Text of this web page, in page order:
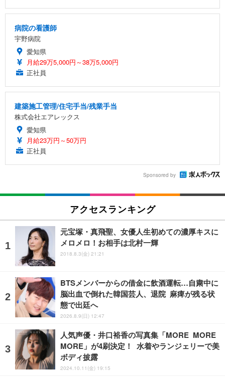
病院の看護師
宇野病院
愛知県
月給29万5,000円～38万5,000円
正社員
建築施工管理/住宅手当/残業手当
株式会社エアレックス
愛知県
月給23万円～50万円
正社員
Sponsored by
アクセスランキング
元宝塚・真飛聖、女優人生初めての濃厚キスに
メロメロ！お相手は北村一輝
2018.8.3(金) 21:21
BTSメンバーからの借金に飲酒運転…自粛中に
脳出血で倒れた韓国芸人、退院 麻痺が残る状
態で出廷へ
2026.8.9(日) 12:47
人気声優・井口裕香の写真集「MORE MORE
MORE」が4刷決定！ 水着やランジェリーで美
ボディ披露
2024.10.11(金) 19:15